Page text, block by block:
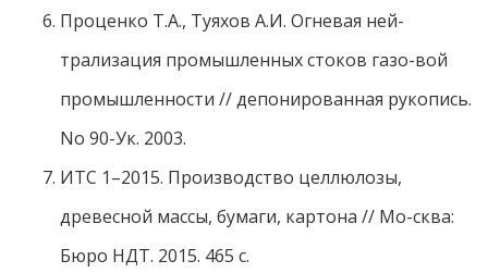
Проценко Т.А., Туяхов А.И. Огневая ней-
трализация промышленных стоков газо-вой
промышленности // депонированная рукопись.
No 90-Ук. 2003.
ИТС 1–2015. Производство целлюлозы,
древесной массы, бумаги, картона // Мо-сква:
Бюро НДТ. 2015. 465 с.